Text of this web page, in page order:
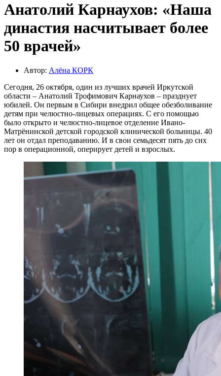
Анатолий Карнаухов: «Наша
династия насчитывает более
50 врачей»
Автор: Алёна КОРК
Сегодня, 26 октября, один из лучших врачей Иркутской
области – Анатолий Трофимович Карнаухов – празднует
юбилей. Он первым в Сибири внедрил общее обезболивание
детям при челюстно-лицевых операциях. С его помощью
было открыто и челюстно-лицевое отделение Ивано-
Матрёнинской детской городской клинической больницы. 40
лет он отдал преподаванию. И в свои семьдесят пять до сих
пор в операционной, оперирует детей и взрослых.